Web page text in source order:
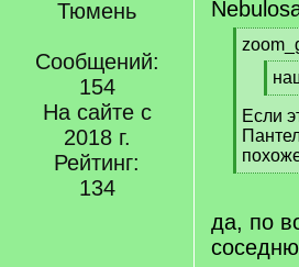
Тюмень
Сообщений:
154
На сайте с
2018 г.
Рейтинг:
134
[
[
q
]
[
/
q
]
Если
[
q
да, по